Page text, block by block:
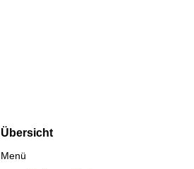
Übersicht
Menü